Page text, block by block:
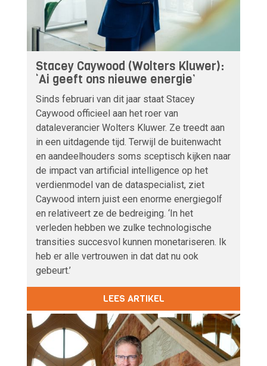
Stacey Caywood (Wolters Kluwer):
‘Ai geeft ons nieuwe energie’
Sinds februari van dit jaar staat Stacey
Caywood officieel aan het roer van
dataleverancier Wolters Kluwer. Ze treedt aan
in een uitdagende tijd. Terwijl de buitenwacht
en aandeelhouders soms sceptisch kijken naar
de impact van artificial intelligence op het
verdienmodel van de dataspecialist, ziet
Caywood intern juist een enorme energiegolf
en relativeert ze de bedreiging. ‘In het
verleden hebben we zulke technologische
transities succesvol kunnen monetariseren. Ik
heb er alle vertrouwen in dat dat nu ook
gebeurt.’
LEES ARTIKEL